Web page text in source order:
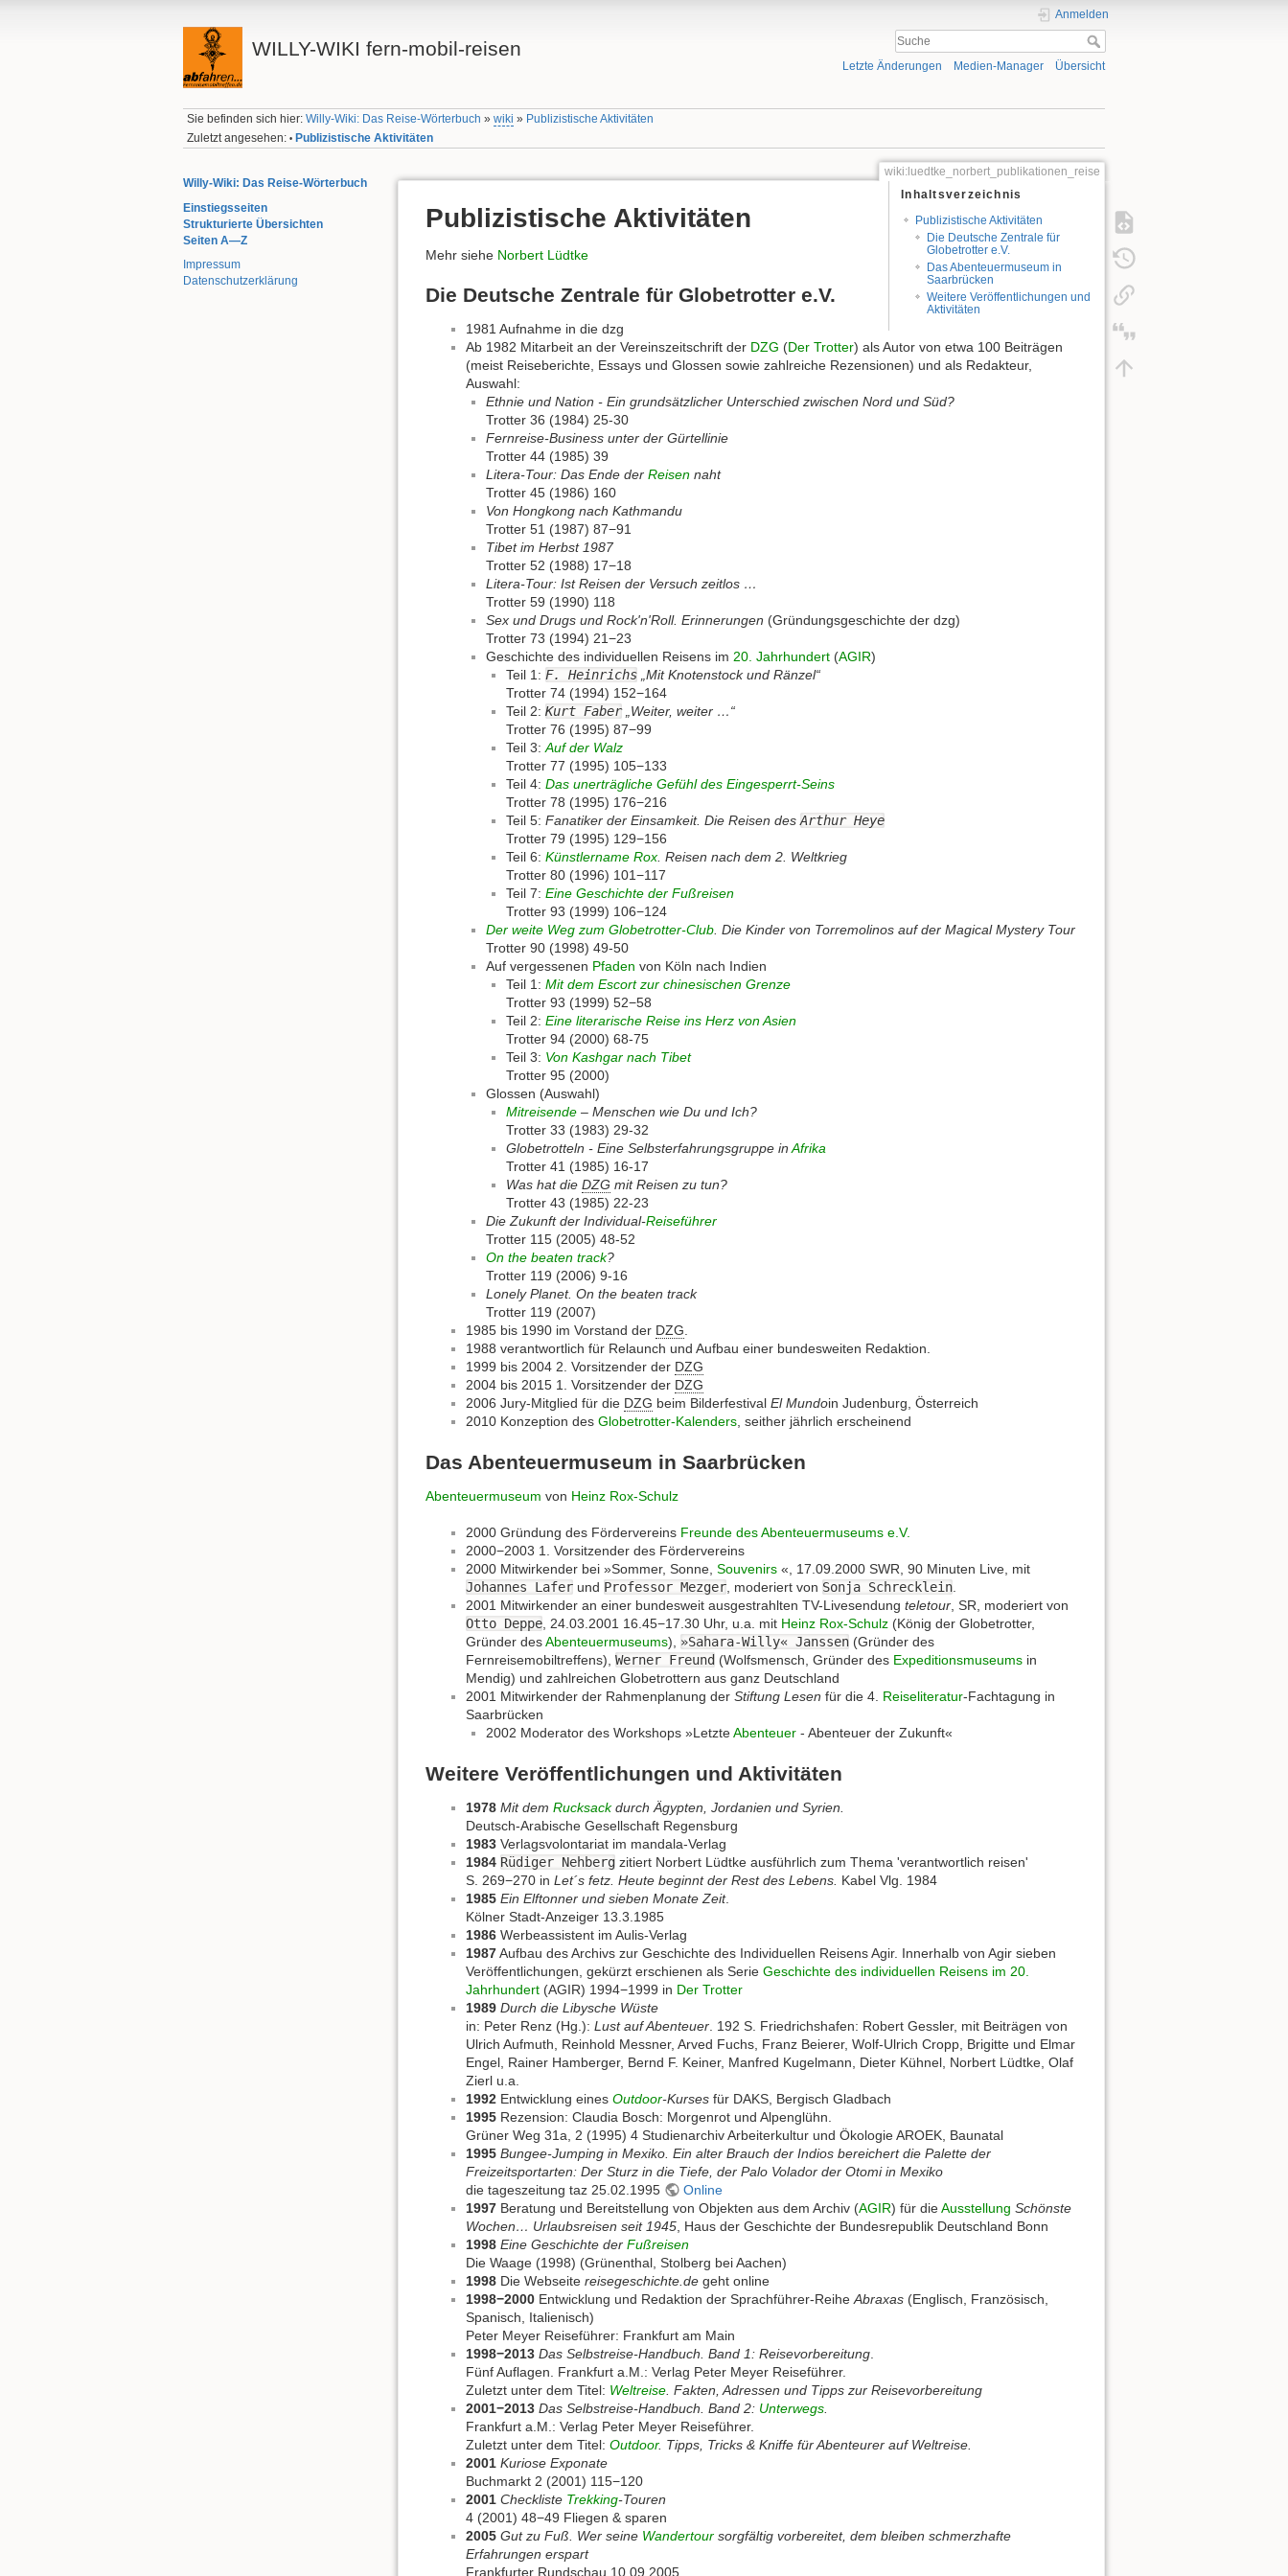
WILLY-WIKI fern-mobil-reisen
Anmelden
Letzte Änderungen Medien-Manager Übersicht
Sie befinden sich hier:Willy-Wiki: Das Reise-Wörterbuch »wiki » Publizistische Aktivitäten
Zuletzt angesehen: • Publizistische Aktivitäten
Willy-Wiki: Das Reise-Wörterbuch
Einstiegsseiten
Strukturierte Übersichten
Seiten A—Z
Impressum
Datenschutzerklärung
wiki:luedtke_norbert_publikationen_reise
Inhaltsverzeichnis
Publizistische Aktivitäten
Die Deutsche Zentrale für
Globetrotter e.V.
Das Abenteuermuseum in
Saarbrücken
Weitere Veröffentlichungen und
Aktivitäten
Publizistische Aktivitäten
Mehr siehe Norbert Lüdtke
Die Deutsche Zentrale für Globetrotter e.V.
1981 Aufnahme in die dzg
Ab 1982 Mitarbeit an der Vereinszeitschrift der DZG (Der Trotter) als Autor von etwa 100 Beiträgen
(meist Reiseberichte, Essays und Glossen sowie zahlreiche Rezensionen) und als Redakteur,
Auswahl:
Ethnie und Nation - Ein grundsätzlicher Unterschied zwischen Nord und Süd?
Trotter 36 (1984) 25-30
Fernreise-Business unter der Gürtellinie
Trotter 44 (1985) 39
Litera-Tour: Das Ende der Reisen naht
Trotter 45 (1986) 160
Von Hongkong nach Kathmandu
Trotter 51 (1987) 87−91
Tibet im Herbst 1987
Trotter 52 (1988) 17−18
Litera-Tour: Ist Reisen der Versuch zeitlos …
Trotter 59 (1990) 118
Sex und Drugs und Rock'n'Roll. Erinnerungen (Gründungsgeschichte der dzg)
Trotter 73 (1994) 21−23
Geschichte des individuellen Reisens im 20. Jahrhundert (AGIR)
Teil 1: F. Heinrichs „Mit Knotenstock und Ränzel“
Trotter 74 (1994) 152−164
Teil 2: Kurt Faber„Weiter, weiter …“
Trotter 76 (1995) 87−99
Teil 3:Auf der Walz
Trotter 77 (1995) 105−133
Teil 4: Das unerträgliche Gefühl des Eingesperrt-Seins
Trotter 78 (1995) 176−216
Teil 5: Fanatiker der Einsamkeit. Die Reisen desArthur Heye
Trotter 79 (1995) 129−156
Teil 6: Künstlername Rox. Reisen nach dem 2. Weltkrieg
Trotter 80 (1996) 101−117
Teil 7: Eine Geschichte der Fußreisen
Trotter 93 (1999) 106−124
Der weite Weg zum Globetrotter-Club. Die Kinder von Torremolinos auf der Magical Mystery Tour
Trotter 90 (1998) 49-50
Auf vergessenen Pfaden von Köln nach Indien
Teil 1: Mit dem Escort zur chinesischen Grenze
Trotter 93 (1999) 52−58
Teil 2: Eine literarische Reise ins Herz von Asien
Trotter 94 (2000) 68-75
Teil 3: Von Kashgar nach Tibet
Trotter 95 (2000)
Glossen (Auswahl)
Mitreisende – Menschen wie Du und Ich?
Trotter 33 (1983) 29-32
Globetrotteln - Eine Selbsterfahrungsgruppe inAfrika
Trotter 41 (1985) 16-17
Was hat die DZG mit Reisen zu tun?
Trotter 43 (1985) 22-23
Die Zukunft der Individual-Reiseführer
Trotter 115 (2005) 48-52
On the beaten track?
Trotter 119 (2006) 9-16
Lonely Planet. On the beaten track
Trotter 119 (2007)
1985 bis 1990 im Vorstand der DZG.
1988 verantwortlich für Relaunch und Aufbau einer bundesweiten Redaktion.
1999 bis 2004 2. Vorsitzender der DZG
2004 bis 2015 1. Vorsitzender der DZG
2006 Jury-Mitglied für die DZG beim Bilderfestival El Mundoin Judenburg, Österreich
2010 Konzeption des Globetrotter-Kalenders, seither jährlich erscheinend
Das Abenteuermuseum in Saarbrücken
Abenteuermuseum von Heinz Rox-Schulz
2000 Gründung des Fördervereins Freunde des Abenteuermuseums e.V.
2000−2003 1. Vorsitzender des Fördervereins
2000 Mitwirkender bei »Sommer, Sonne, Souvenirs «, 17.09.2000 SWR, 90 Minuten Live, mit
Johannes Lafer und Professor Mezger, moderiert von Sonja Schrecklein.
2001 Mitwirkender an einer bundesweit ausgestrahlten TV-Livesendung teletour, SR, moderiert von
Otto Deppe, 24.03.2001 16.45−17.30 Uhr, u.a. mit Heinz Rox-Schulz (König der Globetrotter,
Gründer desAbenteuermuseums), »Sahara-Willy« Janssen (Gründer des
Fernreisemobiltreffens), Werner Freund (Wolfsmensch, Gründer des Expeditionsmuseums in
Mendig) und zahlreichen Globetrottern aus ganz Deutschland
2001 Mitwirkender der Rahmenplanung der Stiftung Lesen für die 4. Reiseliteratur-Fachtagung in
Saarbrücken
2002 Moderator des Workshops »LetzteAbenteuer - Abenteuer der Zukunft«
Weitere Veröffentlichungen und Aktivitäten
1978 Mit dem Rucksackdurch Ägypten, Jordanien und Syrien.
Deutsch-Arabische Gesell­schaft Regensburg
1983 Verlagsvolontariat im mandala-Verlag
1984 Rüdiger Nehberg zitiert Norbert Lüdtke ausführlich zum Thema 'verantwortlich reisen'
S. 269−270 in Let´s fetz. Heute beginnt der Rest des Lebens. Kabel Vlg. 1984
1985 Ein Elftonner und sieben Monate Zeit.
Kölner Stadt-Anzeiger 13.3.1985
1986 Werbeassistent im Aulis-Verlag
1987Aufbau des Archivs zur Geschichte des Individuellen Reisens Agir. Innerhalb von Agir sieben
Veröffentlichungen, gekürzt erschienen als Serie Geschichte des individuellen Reisens im 20.
Jahrhundert (AGIR) 1994−1999 in Der Trotter
1989 Durch die Libysche Wüste
in: Peter Renz (Hg.): Lust auf Abenteuer . 192 S. Friedrichshafen: Robert Gessler, mit Beiträgen von
Ulrich Aufmuth, Reinhold Messner, Arved Fuchs, Franz Beierer, Wolf-Ulrich Cropp, Brigitte und Elmar
Engel, Rainer Hamberger, Bernd F. Keiner, Manfred Kugelmann, Dieter Kühnel, Norbert Lüdtke, Olaf
Zierl u.a.
1992 Entwicklung eines Outdoor-Kurses für DAKS, Bergisch Gladbach
1995 Rezension: Claudia Bosch: Morgenrot und Alpenglühn.
Grüner Weg 31a, 2 (1995) 4 Studienarchiv Arbeiterkultur und Ökologie AROEK, Baunatal
1995 Bungee-Jumping in Mexiko. Ein alter Brauch der Indios bereichert die Palette der
Freizeitsportarten: Der Sturz in die Tiefe, der Palo Volador der Otomi in Mexiko
die tageszeitung taz 25.02.1995
Online
1997 Beratung und Bereitstellung von Objekten aus dem Archiv (AGIR) für dieAusstellung Schönste
Wochen… Urlaubsreisen seit 1945 , Haus der Geschichte der Bundesrepublik Deutschland Bonn
1998 Eine Geschichte der Fußreisen
Die Waage (1998) (Grünenthal, Stolberg bei Aachen)
1998 Die Webseite reisegeschichte.de geht online
1998−2000 Entwicklung und Redaktion der Sprachführer-Reihe Abraxas (Englisch, Französisch,
Spanisch, Italienisch)
Peter Meyer Reiseführer: Frankfurt am Main
1998−2013 Das Selbstreise-Handbuch. Band 1: Reisevorbereitung
Fünf Auflagen. Frankfurt a.M.: Verlag Peter Meyer Reiseführer.
Zuletzt unter dem Titel: Weltreise . Fakten, Adressen und Tipps zur Reisevorbereitung
2001−2013 Das Selbstreise-Handbuch. Band 2: Unterwegs
Frankfurt a.M.: Verlag Peter Meyer Reiseführer.
Zuletzt unter dem Titel: Outdoor. Tipps, Tricks & Kniffe für Abenteurer auf Weltreise.
2001 Kuriose Exponate
Buchmarkt 2 (2001) 115−120
2001 Checkliste Trekking-Touren
4 (2001) 48−49 Fliegen & sparen
2005 Gut zu Fuß. Wer seine Wandertour sorgfältig vorbereitet, dem bleiben schmerzhafte
Erfahrungen erspart
Frankfurter Rundschau 10.09.2005